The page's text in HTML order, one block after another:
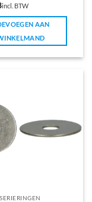
incl. BTW
AAN